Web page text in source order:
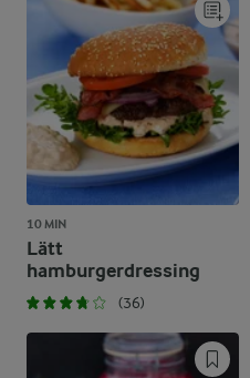
10 MIN
Lätt
hamburgerdressing
(36)